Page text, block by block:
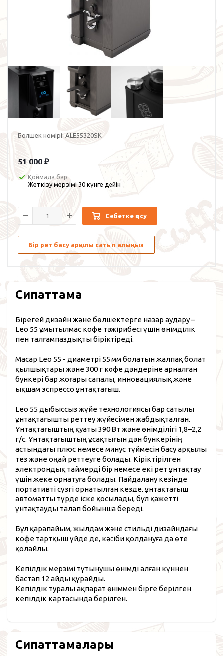
Бөлшек нөмірі: ALE55320SK
51 000 ₽
Қоймада бар
Жеткізу мерзімі 30 күнге дейін
Себетке қосу
Бір рет басу арқылы сатып алыңыз
Сипаттама
Бірегей дизайн және бөлшектерге назар аудару –
Leo 55 ұмытылмас кофе тәжірибесі үшін өнімділік
пен талғампаздықты біріктіреді.
Macap Leo 55 - диаметрі 55 мм болатын жалпақ болат
қылшықтары және 300 г кофе дәндеріне арналған
бункері бар жоғары сапалы, инновациялық және
ықшам эспрессо ұнтақтағыш.
Leo 55 дыбыссыз жүйе технологиясы бар сатылы
ұнтақтағышты реттеу жүйесімен жабдықталған.
Ұнтақтағыштың қуаты 390 Вт және өнімділігі 1,8–2,2
г/с. Ұнтақтағыштың ұсақтығын дән бункерінің
астындағы плюс немесе минус түймесін басу арқылы
тез және оңай реттеуге болады. Кіріктірілген
электрондық таймерді бір немесе екі рет ұнтақтау
үшін жеке орнатуға болады. Пайдалану кезінде
портативті сүзгі орнатылған кезде, ұнтақтағыш
автоматты түрде іске қосылады, бұл қажетті
ұнтақтауды талап бойынша береді.
Бұл қарапайым, жылдам және стильді дизайндағы
кофе тартқыш үйде де, кәсіби қолдануға да өте
қолайлы.
Кепілдік мерзімі тұтынушы өнімді алған күннен
бастап 12 айды құрайды.
Кепілдік туралы ақпарат өніммен бірге берілген
кепілдік картасында берілген.
Сипаттамалары